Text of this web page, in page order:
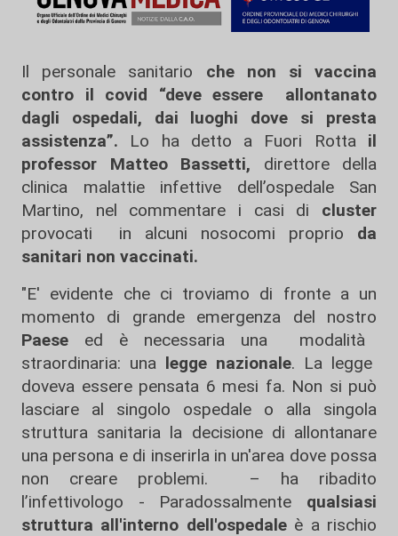
Il personale sanitario che non si vaccina
contro il covid “deve essere allontanato
dagli ospedali, dai luoghi dove si presta
assistenza”. Lo ha detto a Fuori Rottail
professor Matteo Bassetti, direttore della
clinica malattie infettive dell’ospedale San
Martino, nel commentare i casi di cluster
provocati in alcuni nosocomi proprio da
sanitari non vaccinati.
"E' evidente che ci troviamo di fronte a un
momento di grande emergenza del nostro
Paese ed è necessaria una modalità
straordinaria: una legge nazionale. La legge
doveva essere pensata 6 mesi fa. Non si può
lasciare al singolo ospedale o alla singola
struttura sanitaria la decisione di allontanare
una persona e di inserirla in un'area dove possa
non creare problemi. – ha ribadito
l’infettivologo - Paradossalmente qualsiasi
struttura all'interno dell'ospedaleè a rischio